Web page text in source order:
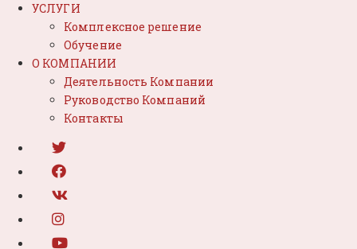
УСЛУГИ
Комплексное решение
Обучение
О КОМПАНИИ
Деятельность Компании
Руководство Компаний
Контакты